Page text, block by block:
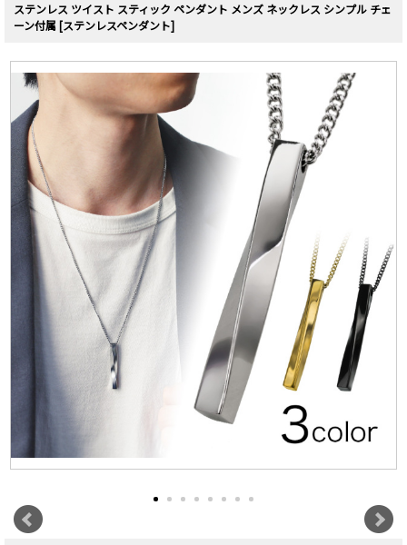
ステンレス ツイスト スティック ペンダント メンズ ネックレス シンプル チェ
ーン付属 [ステンレスペンダント]